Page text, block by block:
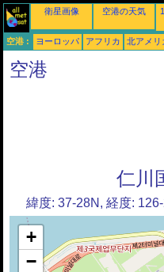
衛星画像 空港の天気
空港 : ヨーロッパ アフリカ 北アメリ
空港
仁川
緯度: 37-28N, 経度:
+
−